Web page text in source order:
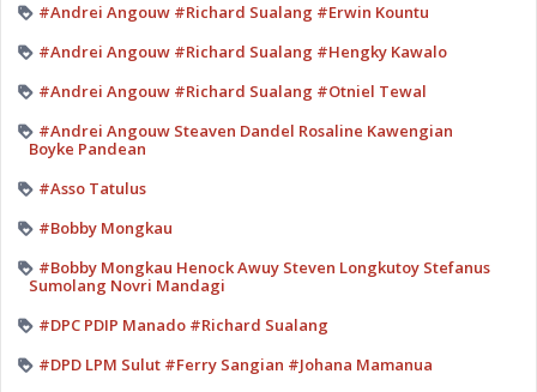
#Andrei Angouw #Richard Sualang #Erwin Kountu
#Andrei Angouw #Richard Sualang #Hengky Kawalo
#Andrei Angouw #Richard Sualang #Otniel Tewal
#Andrei Angouw Steaven Dandel Rosaline Kawengian
Boyke Pandean
#Asso Tatulus
#Bobby Mongkau
#Bobby Mongkau Henock Awuy Steven Longkutoy Stefanus
Sumolang Novri Mandagi
#DPC PDIP Manado #Richard Sualang
#DPD LPM Sulut #Ferry Sangian #Johana Mamanua